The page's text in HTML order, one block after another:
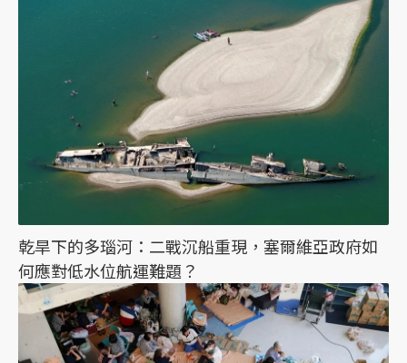
乾旱下的多瑙河：二戰沉船重現，塞爾維亞政府如
何應對低水位航運難題？